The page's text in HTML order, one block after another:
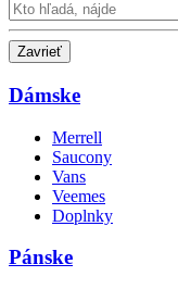
Zavrieť
Dámske
Merrell
Saucony
Vans
Veemes
Doplnky
Pánske